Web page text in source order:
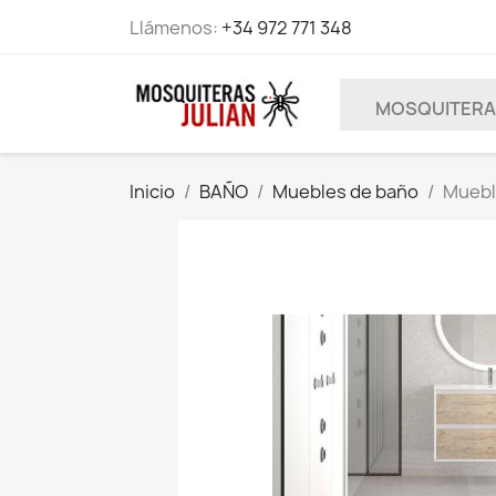
Llámenos: +34 972 771 348
Inicio BAÑO Muebles de baño